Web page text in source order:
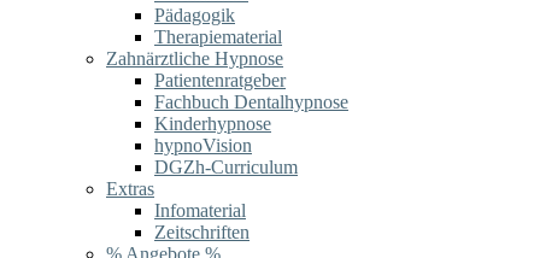
Pädagogik
Therapiematerial
Zahnärztliche Hypnose
Patientenratgeber
Fachbuch Dentalhypnose
Kinderhypnose
hypnoVision
DGZh-Curriculum
Extras
Infomaterial
Zeitschriften